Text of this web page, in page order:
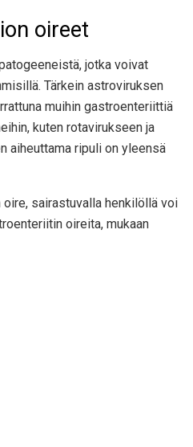
oireet
jotka voivat
Tärkein astroviruksen
muihin gastroenteriittiä
kuten rotavirukseen ja
aiheuttama ripuli on yleensä
sairastuvalla henkilöllä voi
oireita, mukaan